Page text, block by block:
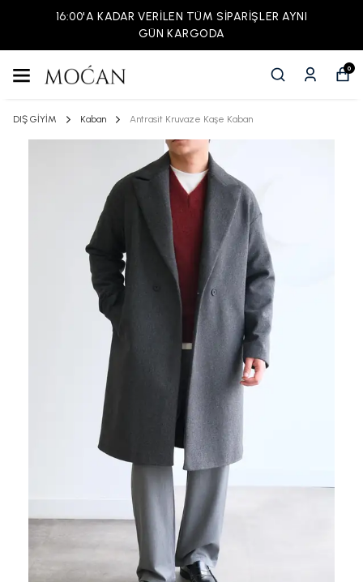
16:00'A KADAR VERİLEN TÜM SİPARİŞLER AYNI
GÜN KARGODA
0
DIŞ GİYİM Kaban Antrasit Kruvaze Kaşe Kaban